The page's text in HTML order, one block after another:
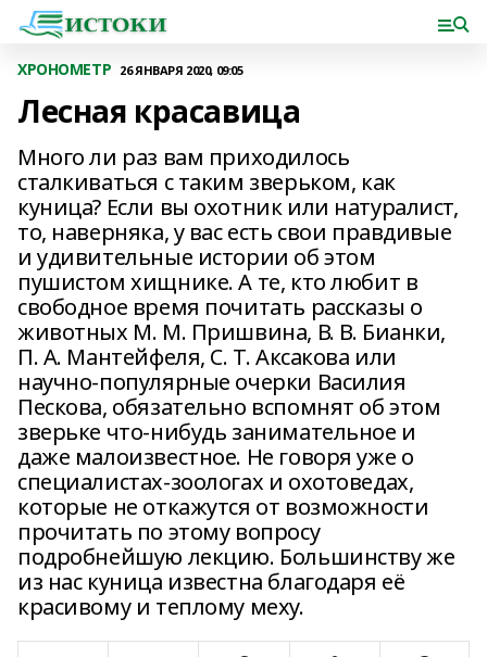
ХРОНОМЕТР 26 ЯНВАРЯ 2020, 09:05
Лесная красавица
Много ли раз вам приходилось
сталкиваться с таким зверьком, как
куница? Если вы охотник или натуралист,
то, наверняка, у вас есть свои правдивые
и удивительные истории об этом
пушистом хищнике. А те, кто любит в
свободное время почитать рассказы о
животных М. М. Пришвина, В. В. Бианки,
П. А. Мантейфеля, С. Т. Аксакова или
научно-популярные очерки Василия
Пескова, обязательно вспомнят об этом
зверьке что-нибудь занимательное и
даже малоизвестное. Не говоря уже о
специалистах-зоологах и охотоведах,
которые не откажутся от возможности
прочитать по этому вопросу
подробнейшую лекцию. Большинству же
из нас куница известна благодаря её
красивому и теплому меху.